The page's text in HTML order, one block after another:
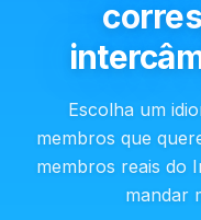
Escolha um
membros que
membros reais do
mandar